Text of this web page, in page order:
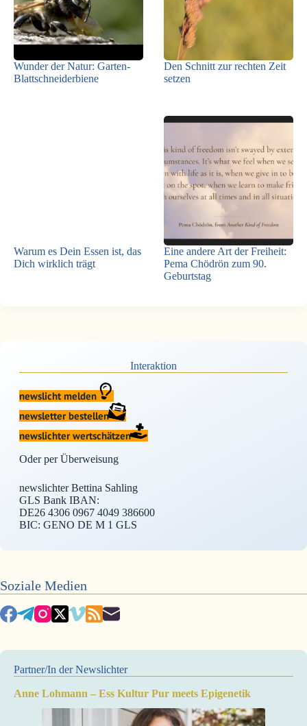
Wunder der Natur: Garten-
Blattschneiderbiene
Den Schnitt zur rechten Zeit
setzen
Warum es Dein Essen ist, das
Dich wirklich trägt
Eine andere Art der Freiheit:
Pema Chödrön zum 90.
Geburtstag
Interaktion
newslicht melden
newsletter bestellen
newslichter wertschätzen
Oder per Überweisung
newslichter Bettina Sahling
GLS Bank IBAN:
DE26 4306 0967 4049 386600
BIC: GENO DE M 1 GLS
Soziale Medien
Partner/In der Newslichter
Anne Lohmann – Ess Kultur Pur meets Epigenetik